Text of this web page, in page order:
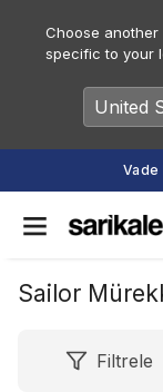
Choose
specific to your
Vade
Sailor
Filtrele